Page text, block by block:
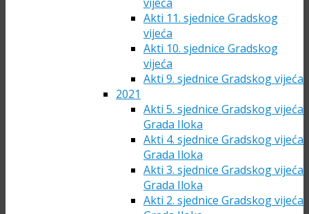
Akti 11. sjednice Gradskog
vijeća
Akti 10. sjednice Gradskog
vijeća
Akti 9. sjednice Gradskog vijeća
2021
Akti 5. sjednice Gradskog vijeća
Grada Iloka
Akti 4. sjednice Gradskog vijeća
Grada Iloka
Akti 3. sjednice Gradskog vijeća
Grada Iloka
Akti 2. sjednice Gradskog vijeća